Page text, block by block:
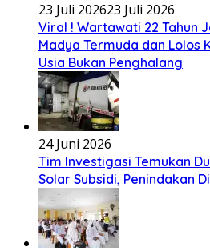
23 Juli 202623 Juli 2026
Viral ! Wartawati 22 Tahun
Madya Termuda dan Lolos
Usia Bukan Penghalang
24 Juni 2026
Tim Investigasi Temukan
Solar Subsidi, Penindakan